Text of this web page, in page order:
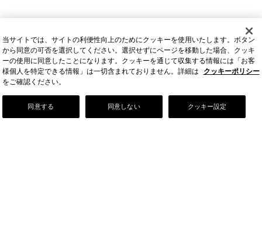
Our Story
当サイトでは、サイトの利便性向上のためにクッキーを使用いたします。ボタン
から同意の可否を選択してください。選択せずにページを移動した場合、クッキ
ーの使用に同意したことになります。クッキーを通じて収集する情報には「お客
様個人を特定できる情報」は一切含まれておりません。詳細は
クッキーポリシー
をご確認ください。
クッキー設定
同意しない
同意する